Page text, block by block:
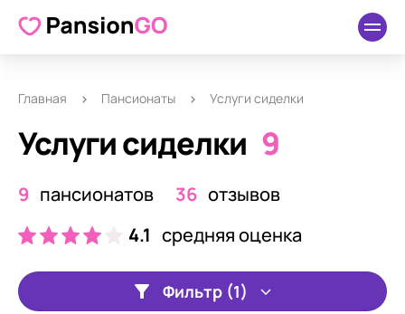
Главная Пансионаты Услуги сиделки
Услуги сиделки 9
9 пансионатов 36 отзывов
4.1 средняя оценка
Фильтр (1)